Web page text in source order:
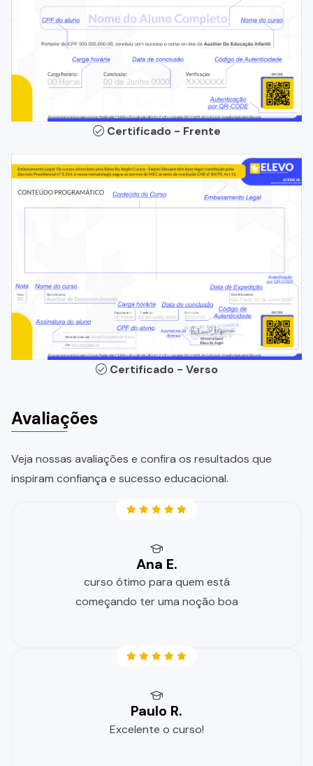
Certificado - Frente
Certificado - Verso
Avaliações
Veja nossas avaliações e confira os resultados que
inspiram confiança e sucesso educacional.
Ana E.
curso ótimo para quem está
começando ter uma noção boa
Paulo R.
Excelente o curso!